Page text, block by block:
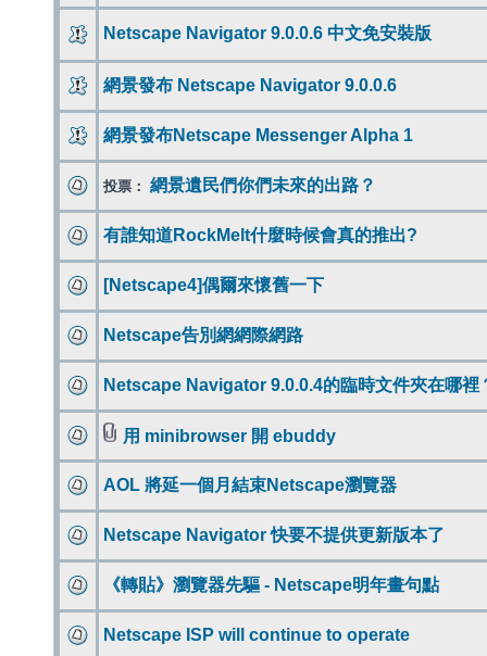
Netscape Navigator 9.0.0.6 中文免安裝版
網景發布 Netscape Navigator 9.0.0.6
網景發布Netscape Messenger Alpha 1
投票： 網景遺民們你們未來的出路？
有誰知道RockMelt什麼時候會真的推出?
[Netscape4]偶爾來懷舊一下
Netscape告別網網際網路
Netscape Navigator 9.0.0.4的臨時文件夾在哪裡
用 minibrowser 開 ebuddy
AOL 將延一個月結束Netscape瀏覽器
Netscape Navigator 快要不提供更新版本了
《轉貼》瀏覽器先驅 - Netscape明年畫句點
Netscape ISP will continue to operate